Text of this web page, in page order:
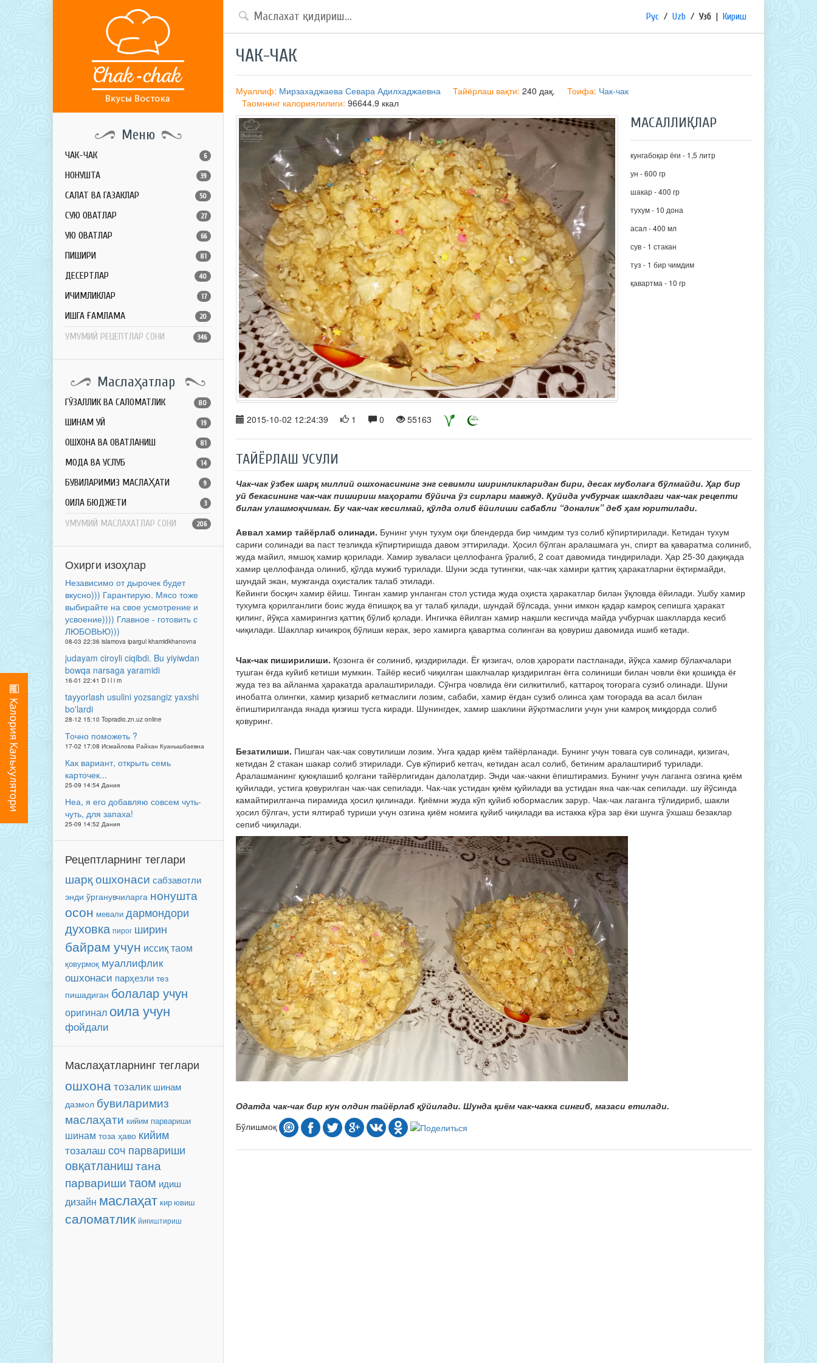
Меню
ЧАК-ЧАК 6
НОНУШТА 39
САЛАТ ВА ГАЗАКЛАР 50
СУЮҚ ОВҚАТЛАР 27
ҚУЮҚ ОВҚАТЛАР 66
ПИШИРИҚ 81
ДЕСЕРТЛАР 40
ИЧИМЛИКЛАР 17
ҚИШГА ҒАМЛАМА 20
УМУМИЙ РЕЦЕПТЛАР СОНИ 346
Маслаҳатлар
ГЎЗАЛЛИК ВА САЛОМАТЛИК 80
ШИНАМ УЙ 19
ОШХОНА ВА ОВҚАТЛАНИШ 81
МОДА ВА УСЛУБ 14
БУВИЛАРИМИЗ МАСЛАҲАТИ 9
ОИЛА БЮДЖЕТИ 3
УМУМИЙ МАСЛАХАТЛАР СОНИ 206
Охирги изоҳлар
Независимо от дырочек будет
вкусно))) Гарантирую. Мясо тоже
выбирайте на свое усмотрение и
усвоение)))) Главное - готовить с
ЛЮБОВЬЮ)))
08-03 22:36 islamova ipargul khamidkhanovna
judayam ciroyli ciqibdi. Bu yiyiwdan
bowqa narsaga yaramidi
16-01 22:41 D i l i m
tayyorlash usulini yozsangiz yaxshi
bo'lardi
28-12 15:10 Topradio.zn.uz online
Точно поможеть ?
17-02 17:08 Исмайлова Райхан Куанышбаевна
Как вариант, открыть семь
карточек...
25-09 14:54 Дания
Неа, я его добавляю совсем чуть-
чуть, для запаха!
25-09 14:52 Дания
Рецептларнинг теглари
шарқ ошхонаси сабзавотли
энди ўрганувчиларга нонушта
осон мевали дармондори
духовка пирог ширин
байрам учун иссиқ таом
қовурмоқ муаллифлик
ошхонаси парҳезли тез
пишадиган болалар учун
оригинал оила учун
фойдали
Маслаҳатларнинг теглари
ошхонатозалик шинам
дазмол бувиларимиз
маслаҳати кийим парвариши
шинам тоза ҳаво кийим
тозалаш соч парвариши
овқатлаништана
парваришитаом идиш
дизайн маслаҳат кир ювиш
саломатлик йиғиштириш
Рус / Uzb / Узб | Кириш
ЧАК-ЧАК
Муаллиф: Мирзахаджаева Севара Адилхаджаевна Тайёрлаш вақти: 240 дақ. Тоифа: Чак-чак
Таомнинг калориялилиги: 96644.9 ккал
2015-10-02 12:24:39 1 0 55163
МАСАЛЛИҚЛАР
кунгабоқар ёғи - 1,5 литр
ун - 600 гр
шакар - 400 гр
тухум - 10 дона
асал - 400 мл
сув - 1 стакан
туз - 1 бир чимдим
қавартма - 10 гр
ТАЙЁРЛАШ УСУЛИ
Чак-чак ўзбек шарқ миллий ошхонасининг энг севимли ширинликларидан бири, десак муболаға бўлмайди. Ҳар бир
уй бекасининг чак-чак пишириш маҳорати бўйича ўз сирлари мавжуд. Қуйида учбурчак шаклдаги чак-чак рецепти
билан улашмоқчиман. Бу чак-чак кесилмай, қўлда олиб ёйилиши сабабли “доналик” деб ҳам юритилади.
Аввал хамир тайёрлаб олинади. Бунинг учун тухум оқи блендерда бир чимдим туз солиб кўпиртирилади. Кетидан тухум
сариғи солинади ва паст тезликда кўпиртиришда давом эттирилади. Ҳосил бўлган аралашмага ун, спирт ва қаваратма солиниб,
жуда майил, ямшоқ хамир қорилади. Хамир зуваласи целлофанга ўралиб, 2 соат давомида тиндирилади. Ҳар 25-30 дақиқада
хамир целлофанда олиниб, қўлда мужиб турилади. Шуни эсда тутингки, чак-чак хамири қаттиқ ҳаракатларни ёқтирмайди,
шундай экан, мужганда оҳисталик талаб этилади.
Кейинги босқич хамир ёйиш. Тинган хамир унланган стол устида жуда оҳиста ҳаракатлар билан ўқловда ёйилади. Ушбу хамир
тухумга қорилганлиги боис жуда ёпишқоқ ва уг талаб қилади, шундай бўлсада, унни имкон қадар камроқ сепишга ҳаракат
қилинг, йўқса хамирингиз қаттиқ бўлиб қолади. Ингичка ёйилган хамир нақшли кесгичда майда учбурчак шаклларда кесиб
чиқилади. Шакллар кичикроқ бўлиши керак, зеро хамирга қавартма солинган ва қовуриш давомида ишиб кетади.
Чак-чак пиширилиши. Қозонга ёғ солиниб, қиздирилади. Ёғ қизигач, олов ҳарорати пастланади, йўқса хамир бўлакчалари
тушган ёғда куйиб кетиши мумкин. Тайёр кесиб чиқилган шаклчалар қиздирилган ёғга солиниши билан човли ёки қошиқда ёғ
жуда тез ва айланма ҳаракатда аралаштирилади. Сўнгра човлида ёғи силкитилиб, каттароқ тоғорага сузиб олинади. Шуни
инобатга олингки, хамир қизариб кетмаслиги лозим, сабаби, хамир ёғдан сузиб олинса ҳам тоғорада ва асал билан
ёпиштирилганда янада қизғиш тусга киради. Шунингдек, хамир шаклини йўқотмаслиги учун уни камроқ миқдорда солиб
қовуринг.
Безатилиши. Пишган чак-чак совутилиши лозим. Унга қадар қиём тайёрланади. Бунинг учун товага сув солинади, қизигач,
кетидан 2 стакан шакар солиб этирилади. Сув кўпириб кетгач, кетидан асал солиб, бетиним аралаштириб турилади.
Аралашманинг қуюқлашиб қолгани тайёрлигидан далолатдир. Энди чак-чакни ёпиштирамиз. Бунинг учун лаганга озгина қиём
қуйилади, устига қовурилган чак-чак сепилади. Чак-чак устидан қиём қуйилади ва устидан яна чак-чак сепилади. шу йўсинда
камайтирилганча пирамида ҳосил қилинади. Қиёмни жуда кўп қуйиб юбормаслик зарур. Чак-чак лаганга тўлидириб, шакли
ҳосил бўлгач, усти ялтираб туриши учун озгина қиём номига қуйиб чиқилади ва истакка кўра зар ёки шунга ўхшаш безаклар
сепиб чиқилади.
Одатда чак-чак бир кун олдин тайёрлаб қўйилади. Шунда қиём чак-чакка сингиб, мазаси етилади.
Бўлишмоқ